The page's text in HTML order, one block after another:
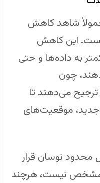
شاهد کاهش
این کاهش
به داده‌ها و حتی
چون
ترجیح می‌دهند تا
موقعیت‌های
محدود نوسان قرار
مشخص نیست، هرچند